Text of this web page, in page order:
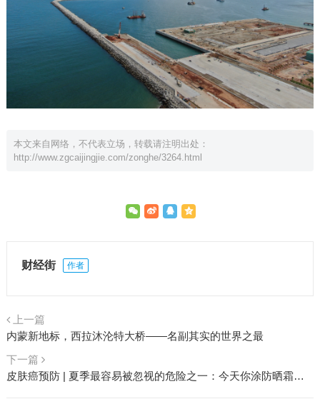
本文来自网络，不代表立场，转载请注明出处：
http://www.zgcaijingjie.com/zonghe/3264.html
财经街 作者
上一篇
内蒙新地标，西拉沐沦特大桥——名副其实的世界之最
下一篇
皮肤癌预防 | 夏季最容易被忽视的危险之一：今天你涂防晒霜了吗？